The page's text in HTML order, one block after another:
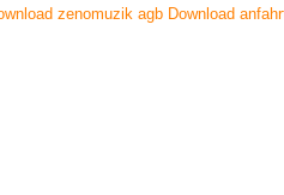
zenomuzik agb Download